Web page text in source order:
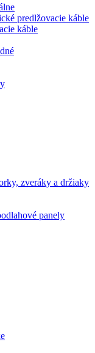
predlžovacie káble
káble
zveráky a držiaky
panely